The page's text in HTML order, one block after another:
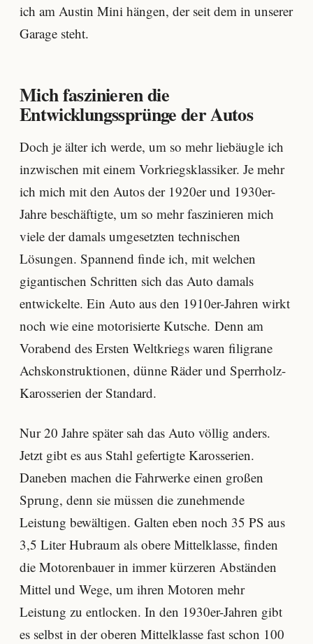
ich am Austin Mini hängen, der seit dem in unserer
Garage steht.
Mich faszinieren die
Entwicklungssprünge der Autos
Doch je älter ich werde, um so mehr liebäugle ich
inzwischen mit einem Vorkriegsklassiker. Je mehr
ich mich mit den Autos der 1920er und 1930er-
Jahre beschäftigte, um so mehr faszinieren mich
viele der damals umgesetzten technischen
Lösungen. Spannend finde ich, mit welchen
gigantischen Schritten sich das Auto damals
entwickelte. Ein Auto aus den 1910er-Jahren wirkt
noch wie eine motorisierte Kutsche. Denn am
Vorabend des Ersten Weltkriegs waren filigrane
Achskonstruktionen, dünne Räder und Sperrholz-
Karosserien der Standard.
Nur 20 Jahre später sah das Auto völlig anders.
Jetzt gibt es aus Stahl gefertigte Karosserien.
Daneben machen die Fahrwerke einen großen
Sprung, denn sie müssen die zunehmende
Leistung bewältigen. Galten eben noch 35 PS aus
3,5 Liter Hubraum als obere Mittelklasse, finden
die Motorenbauer in immer kürzeren Abständen
Mittel und Wege, um ihren Motoren mehr
Leistung zu entlocken. In den 1930er-Jahren gibt
es selbst in der oberen Mittelklasse fast schon 100